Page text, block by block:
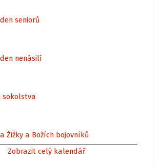
seniorů
nenásilí
sokolstva
Žižky a Božích bojovníků
Zobrazit celý kalendář